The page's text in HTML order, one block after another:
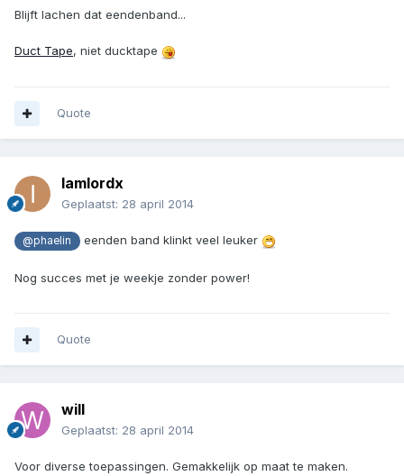
Blijft lachen dat eendenband...
Duct Tape, niet ducktape
Quote
Iamlordx
Geplaatst: 28 april 2014
@phaelin eenden band klinkt veel leuker
Nog succes met je weekje zonder power!
Quote
will
Geplaatst: 28 april 2014
Voor diverse toepassingen. Gemakkelijk op maat te maken.